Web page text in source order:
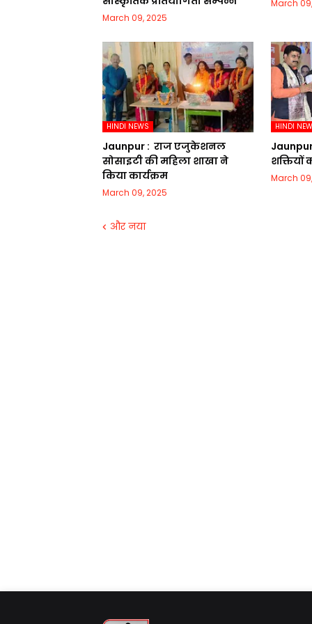
March 09, 2025
March
HINDI NEWS
Jaunpur : ​ ​राज एजुकेशनल
सोसाइटी की महिला शाखा ने
किया कार्यक्रम
March 09, 2025
HINDI
शक्तियों
March
और नया